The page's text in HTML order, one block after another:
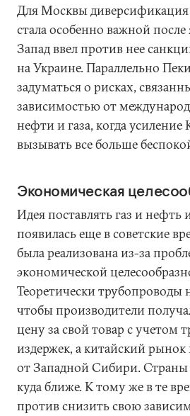
Для Москвы
стала особенно важной после
Запад ввел против нее
на Украине. Параллельно
задуматься о рисках,
зависимостью от
нефти и газа, когда усиление
вызывать все больше
Экономическая
Идея поставлять газ и
появилась еще в советские
была реализована из-за
экономической
Теоретически трубопроводы
чтобы производители
цену за свой товар с учетом
издержек, а китайский рынок
от Западной Сибири.
куда ближе. К тому же в те
против снизить свою